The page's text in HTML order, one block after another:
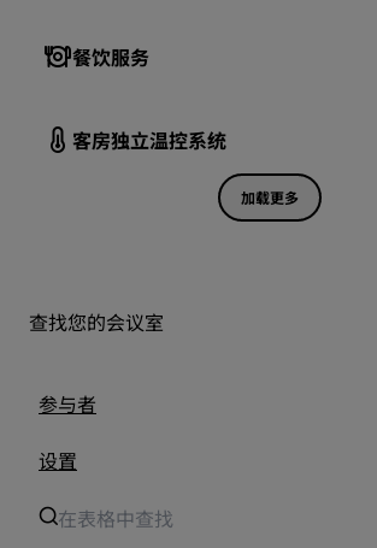
餐饮服务
客房独立温控系统
加载更多
查找您的会议室
参与者
设置